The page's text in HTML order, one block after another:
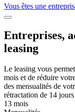
Vous êtes une
Entreprises,
leasing
Le leasing vous
mois et de réduire
des mensualités de
rétractation de 14
13 mois